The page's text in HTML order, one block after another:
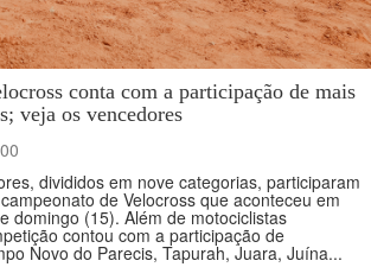
conta com a participação de mais
veja os vencedores
divididos em nove categorias, participaram
de Velocross que aconteceu em
domingo (15). Além de motociclistas
contou com a participação de
Novo do Parecis, Tapurah, Juara, Juína...